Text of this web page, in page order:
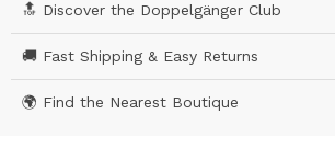
🔝 Discover the Doppelgänger Club
🚚 Fast Shipping & Easy Returns
🌍 Find the Nearest Boutique